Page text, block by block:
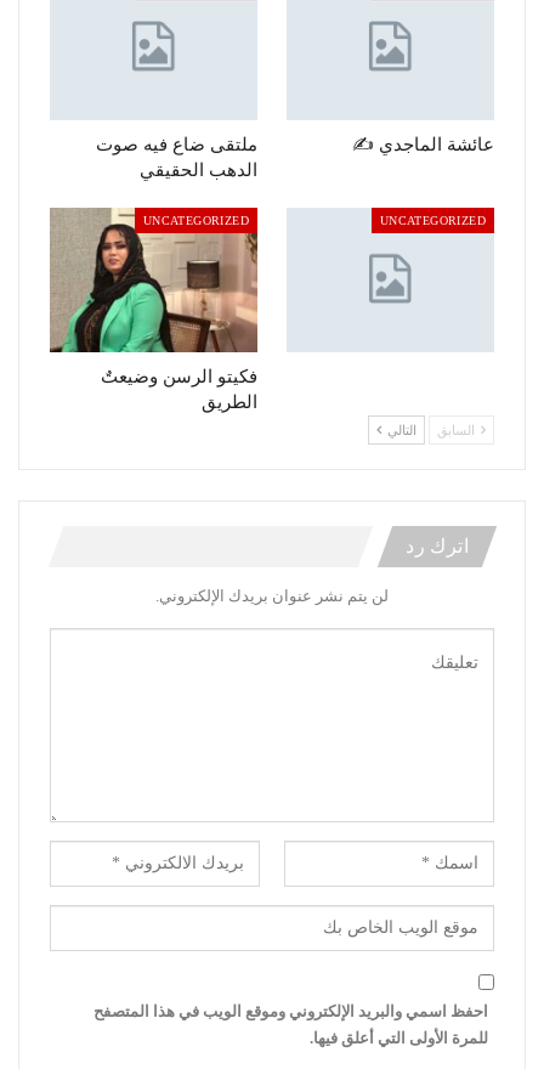
عائشة الماجدي ✍️
ملتقى ضاع فيه صوت
الدهب الحقيقي
UNCATEGORIZED
UNCATEGORIZED
فكيتو الرسن وضيعتٌ
الطريق
السابق التالي
اترك رد
لن يتم نشر عنوان بريدك الإلكتروني.
احفظ اسمي والبريد الإلكتروني وموقع الويب في هذا المتصفح
للمرة الأولى التي أعلق فيها.